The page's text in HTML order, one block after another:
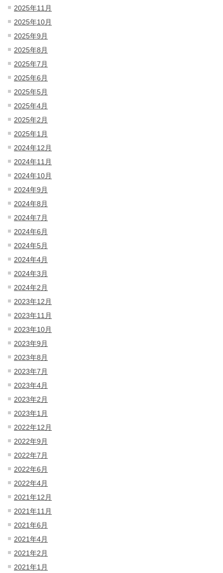
2025年11月
2025年10月
2025年9月
2025年8月
2025年7月
2025年6月
2025年5月
2025年4月
2025年2月
2025年1月
2024年12月
2024年11月
2024年10月
2024年9月
2024年8月
2024年7月
2024年6月
2024年5月
2024年4月
2024年3月
2024年2月
2023年12月
2023年11月
2023年10月
2023年9月
2023年8月
2023年7月
2023年4月
2023年2月
2023年1月
2022年12月
2022年9月
2022年7月
2022年6月
2022年4月
2021年12月
2021年11月
2021年6月
2021年4月
2021年2月
2021年1月